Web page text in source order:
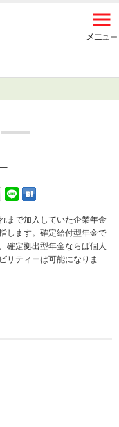
まで加入していた企業年金
します。確定給付型年金で
確定拠出型年金ならば個人
リティーは可能になりま